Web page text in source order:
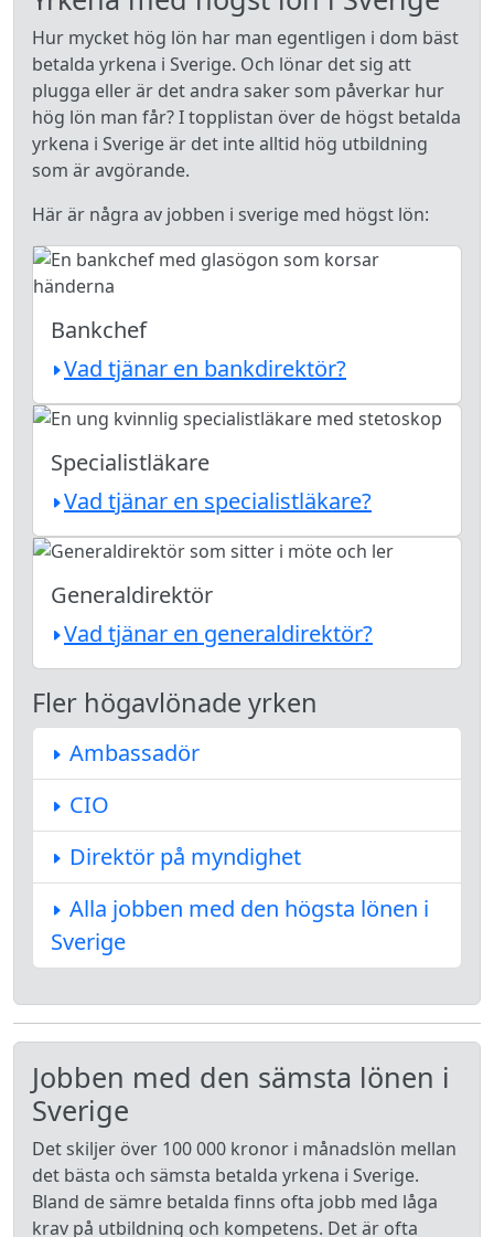
Hur mycket hög lön har man egentligen i dom bäst
betalda yrkena i Sverige. Och lönar det sig att
plugga eller är det andra saker som påverkar hur
hög lön man får? I topplistan över de högst betalda
yrkena i Sverige är det inte alltid hög utbildning
som är avgörande.
Här är några av jobben i sverige med högst lön:
Bankchef
Vad tjänar en bankdirektör?
Specialistläkare
Vad tjänar en specialistläkare?
Generaldirektör
Vad tjänar en generaldirektör?
Fler högavlönade yrken
Ambassadör
CIO
Direktör på myndighet
Alla jobben med den högsta lönen i
Sverige
Jobben med den sämsta lönen i
Sverige
Det skiljer över 100 000 kronor i månadslön mellan
det bästa och sämsta betalda yrkena i Sverige.
Bland de sämre betalda finns ofta jobb med låga
krav på utbildning och kompetens. Det är ofta